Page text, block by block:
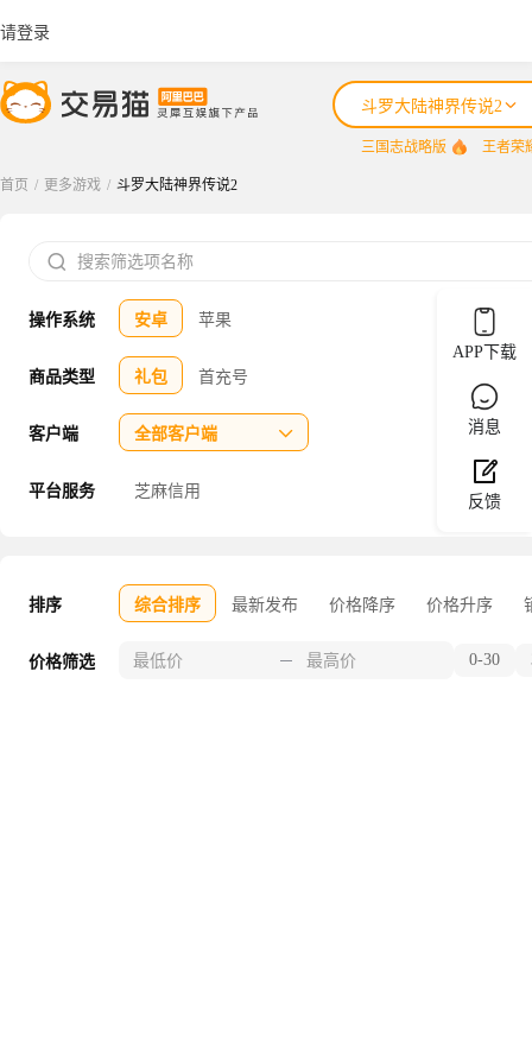
APP下载
消息
反馈
请登录
斗罗大陆神界传说2
三国志战略版 王者荣
首页 / 更多游戏 / 斗罗大陆神界传说2

操作系统 安卓 苹果
商品类型 礼包 首充号
客户端 全部客户端 
平台服务 芝麻信用
排序 综合排序 最新发布 价格降序 价格升序
价格筛选 0-30